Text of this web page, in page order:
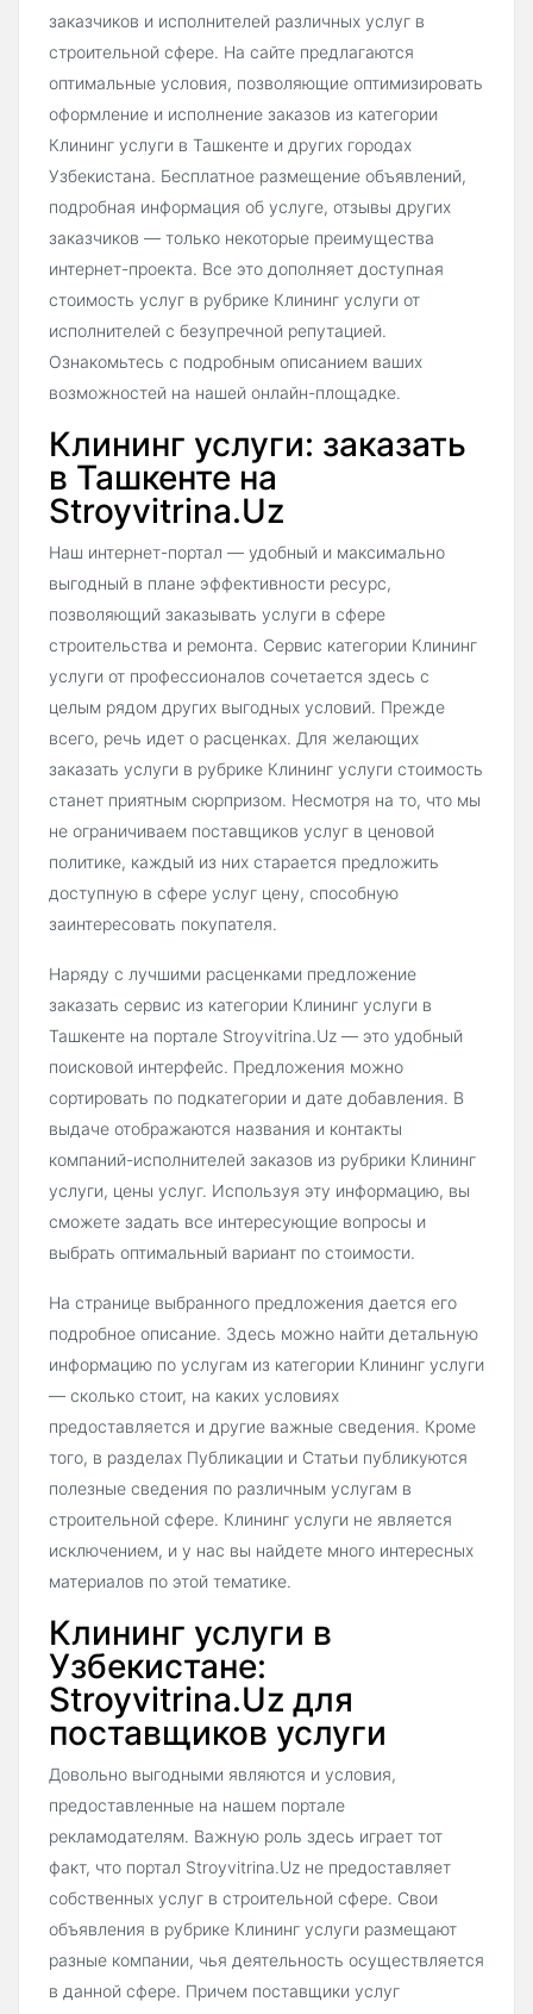
заказчиков и исполнителей различных услуг в
строительной сфере. На сайте предлагаются
оптимальные условия, позволяющие оптимизировать
оформление и исполнение заказов из категории
Клининг услуги в Ташкенте и других городах
Узбекистана. Бесплатное размещение объявлений,
подробная информация об услуге, отзывы других
заказчиков — только некоторые преимущества
интернет-проекта. Все это дополняет доступная
стоимость услуг в рубрике Клининг услуги от
исполнителей с безупречной репутацией.
Ознакомьтесь с подробным описанием ваших
возможностей на нашей онлайн-площадке.
Клининг услуги: заказать
в Ташкенте на
Stroyvitrina.Uz
Наш интернет-портал — удобный и максимально
выгодный в плане эффективности ресурс,
позволяющий заказывать услуги в сфере
строительства и ремонта. Сервис категории Клининг
услуги от профессионалов сочетается здесь с
целым рядом других выгодных условий. Прежде
всего, речь идет о расценках. Для желающих
заказать услуги в рубрике Клининг услуги стоимость
станет приятным сюрпризом. Несмотря на то, что мы
не ограничиваем поставщиков услуг в ценовой
политике, каждый из них старается предложить
доступную в сфере услуг цену, способную
заинтересовать покупателя.
Наряду с лучшими расценками предложение
заказать сервис из категории Клининг услуги в
Ташкенте на портале Stroyvitrina.Uz — это удобный
поисковой интерфейс. Предложения можно
сортировать по подкатегории и дате добавления. В
выдаче отображаются названия и контакты
компаний-исполнителей заказов из рубрики Клининг
услуги, цены услуг. Используя эту информацию, вы
сможете задать все интересующие вопросы и
выбрать оптимальный вариант по стоимости.
На странице выбранного предложения дается его
подробное описание. Здесь можно найти детальную
информацию по услугам из категории Клининг услуги
— сколько стоит, на каких условиях
предоставляется и другие важные сведения. Кроме
того, в разделах Публикации и Статьи публикуются
полезные сведения по различным услугам в
строительной сфере. Клининг услуги не является
исключением, и у нас вы найдете много интересных
материалов по этой тематике.
Клининг услуги в
Узбекистане:
Stroyvitrina.Uz для
поставщиков услуги
Довольно выгодными являются и условия,
предоставленные на нашем портале
рекламодателям. Важную роль здесь играет тот
факт, что портал Stroyvitrina.Uz не предоставляет
собственных услуг в строительной сфере. Свои
объявления в рубрике Клининг услуги размещают
разные компании, чья деятельность осуществляется
в данной сфере. Причем поставщики услуг